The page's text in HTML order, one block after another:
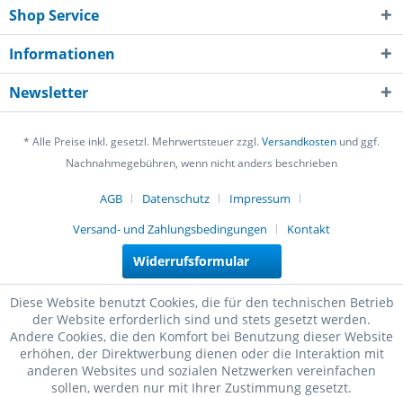
Shop Service
Informationen
Newsletter
* Alle Preise inkl. gesetzl. Mehrwertsteuer zzgl.Versandkosten und ggf.
Nachnahmegebühren, wenn nicht anders beschrieben
AGB Datenschutz
Impressum
Versand- und Zahlungsbedingungen
Kontakt
Widerrufsformular
Diese Website benutzt Cookies, die für den technischen Betrieb
der Website erforderlich sind und stets gesetzt werden.
Andere Cookies, die den Komfort bei Benutzung dieser Website
erhöhen, der Direktwerbung dienen oder die Interaktion mit
anderen Websites und sozialen Netzwerken vereinfachen
sollen, werden nur mit Ihrer Zustimmung gesetzt.